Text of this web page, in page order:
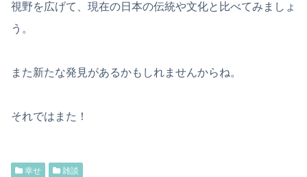
視野を広げて、現在の日本の伝統や文化と比べてみましょ
う。
また新たな発見があるかもしれませんからね。
それではまた！
幸せ 雑談